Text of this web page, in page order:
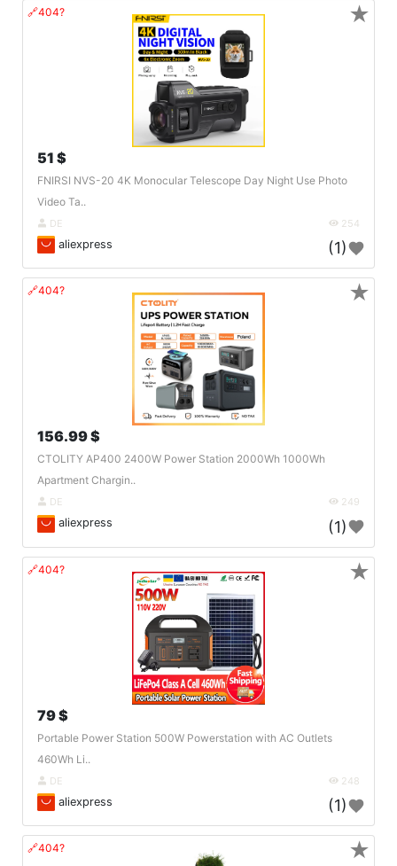
🔗404?
51 $
FNIRSI NVS-20 4K Monocular Telescope Day Night Use Photo
Video Ta..
DE 254
aliexpress (1)
★
🔗404?
156.99 $
CTOLITY AP400 2400W Power Station 2000Wh 1000Wh
Apartment Chargin..
DE 249
aliexpress (1)
★
🔗404?
79 $
Portable Power Station 500W Powerstation with AC Outlets
460Wh Li..
DE 248
aliexpress (1)
★
🔗404? ★